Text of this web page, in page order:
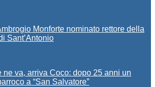
Monforte nominato rettore della
Sant’Antonio
ne va, arriva Coco: dopo 25 anni un
a “San Salvatore”